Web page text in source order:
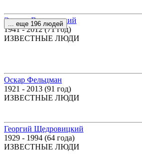
Эдуард Володарский
1941 - 2012 (71 год)
ИЗВЕСТНЫЕ ЛЮДИ
... еще 196 людей
Оскар Фельцман
1921 - 2013 (91 год)
ИЗВЕСТНЫЕ ЛЮДИ
Георгий Щедровицкий
1929 - 1994 (64 года)
ИЗВЕСТНЫЕ ЛЮДИ